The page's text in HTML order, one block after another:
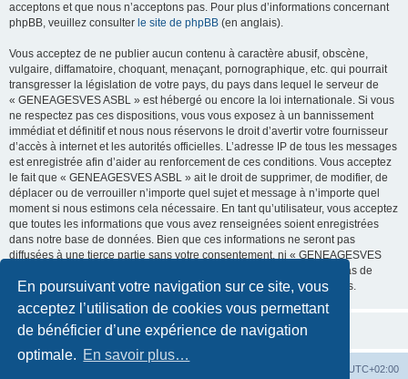
En poursuivant votre navigation sur ce site, vous
acceptez l’utilisation de cookies vous permettant
de bénéficier d’une expérience de navigation
optimale. En savoir plus…
acceptons et que nous n’acceptons pas. Pour plus d’informations concernant
phpBB, veuillez consulter le site de phpBB (en anglais).
Vous acceptez de ne publier aucun contenu à caractère abusif, obscène,
vulgaire, diffamatoire, choquant, menaçant, pornographique, etc. qui pourrait
transgresser la législation de votre pays, du pays dans lequel le serveur de
« GENEAGESVES ASBL » est hébergé ou encore la loi internationale. Si vous
ne respectez pas ces dispositions, vous vous exposez à un bannissement
immédiat et définitif et nous nous réservons le droit d’avertir votre fournisseur
d’accès à internet et les autorités officielles. L’adresse IP de tous les messages
est enregistrée afin d’aider au renforcement de ces conditions. Vous acceptez
le fait que « GENEAGESVES ASBL » ait le droit de supprimer, de modifier, de
déplacer ou de verrouiller n’importe quel sujet et message à n’importe quel
moment si nous estimons cela nécessaire. En tant qu’utilisateur, vous acceptez
que toutes les informations que vous avez renseignées soient enregistrées
dans notre base de données. Bien que ces informations ne seront pas
diffusées à une tierce partie sans votre consentement, ni « GENEAGESVES
ASBL », ni phpBB, ne pourront être tenus comme responsables en cas de
tentative de piratage informatique visant à compromettre vos données.
UTC+02:00